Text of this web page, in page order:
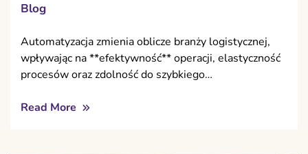
Blog
Automatyzacja zmienia oblicze branży logistycznej,
wpływając na **efektywność** operacji, elastyczność
procesów oraz zdolność do szybkiego…
Read More